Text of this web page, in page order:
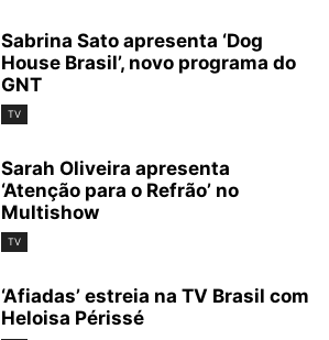
Sabrina Sato apresenta ‘Dog
House Brasil’, novo programa do
GNT
TV
Sarah Oliveira apresenta
‘Atenção para o Refrão’ no
Multishow
TV
‘Afiadas’ estreia na TV Brasil com
Heloisa Périssé